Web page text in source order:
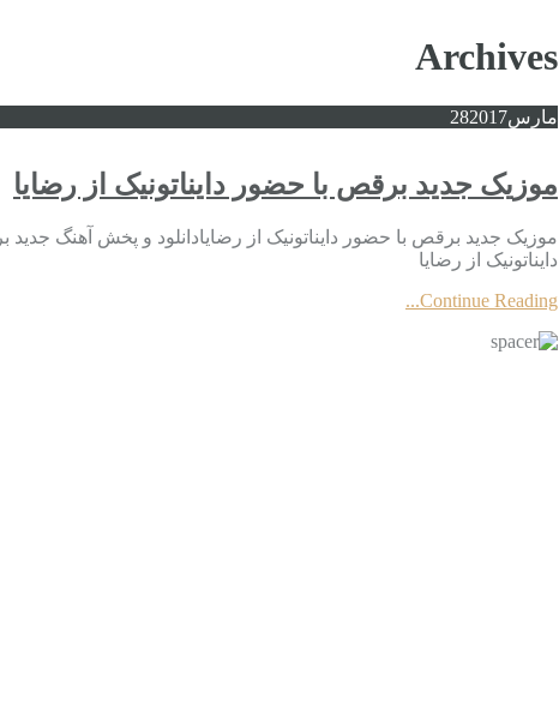
Archives
مارس 282017
موزیک جدید برقص با حضور دایناتونیک از رضایا
موزیک جدید برقص با حضور دایناتونیک از رضایادانلود و پخش آهنگ
دایناتونیک از رضایا
Continue Reading...